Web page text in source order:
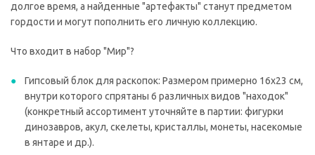
долгое время, а найденные "артефакты" станут предметом
гордости и могут пополнить его личную коллекцию.
Что входит в набор "Мир"?
Гипсовый блок для раскопок: Размером примерно 16х23 см,
внутри которого спрятаны 6 различных видов "находок"
(конкретный ассортимент уточняйте в партии: фигурки
динозавров, акул, скелеты, кристаллы, монеты, насекомые
в янтаре и др.).